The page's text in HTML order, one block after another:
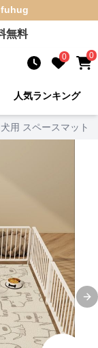
無料
0 0
人気ランキング
用 スペースマット